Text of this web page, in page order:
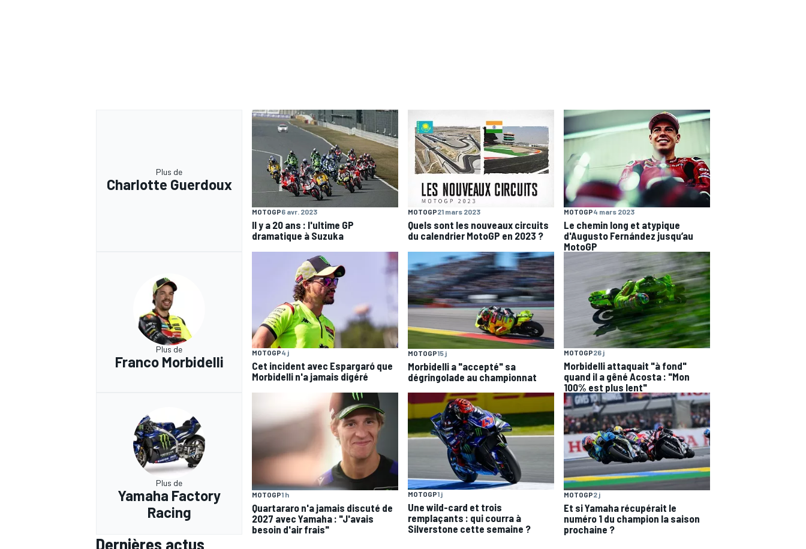
Plus de
Charlotte Guerdoux
MOTOGP6 avr. 2023
Il y a 20 ans : l'ultime GP
dramatique à Suzuka
MOTOGP21 mars 2023
Quels sont les nouveaux circuits
du calendrier MotoGP en 2023 ?
MOTOGP4 mars 2023
Le chemin long et atypique
d'Augusto Fernández jusqu’au
MotoGP
Plus de
Franco Morbidelli
MOTOGP4 j
Cet incident avec Espargaró que
Morbidelli n'a jamais digéré
MOTOGP15 j
Morbidelli a "accepté" sa
dégringolade au championnat
MOTOGP26 j
Morbidelli attaquait "à fond"
quand il a gêné Acosta : "Mon
100% est plus lent"
Plus de
Yamaha Factory
Racing
MOTOGP1 h
Quartararo n'a jamais discuté de
2027 avec Yamaha : "J'avais
besoin d'air frais"
MOTOGP1 j
Une wild-card et trois
remplaçants : qui courra à
Silverstone cette semaine ?
MOTOGP2 j
Et si Yamaha récupérait le
numéro 1 du champion la saison
prochaine ?
Dernières actus